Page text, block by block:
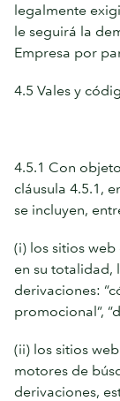
legalmente
le seguirá la
Empresa por
4.5 Vales y
4.5.1 Con
cláusula 4.5.1,
se incluyen,
(i) los sitios
en su totalidad,
derivaciones:
promocional”,
(ii) los sitios
motores de
derivaciones,